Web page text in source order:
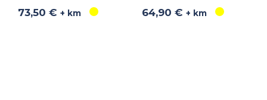
73,50€ + km
64,90 € + km